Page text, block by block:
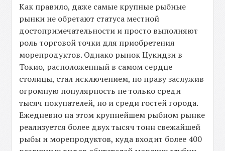
Как правило, даже самые крупные рыбные
рынки не обретают статуса местной
достопримечательности и просто выполняют
роль торговой точки для приобретения
морепродуктов. Однако рынок Цукидзи в
Токио, расположенный в самом сердце
столицы, стал исключением, по праву заслужив
огромную популярность не только среди
тысяч покупателей, но и среди гостей города.
Ежедневно на этом крупнейшем рыбном рынке
реализуется более двух тысяч тонн свежайшей
рыбы и морепродуктов, куда входит более 400